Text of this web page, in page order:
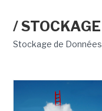
/ STOCKAGE
Stockage de Données